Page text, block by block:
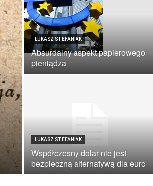
ŁUKASZ STEFANIAK
Absurdalny aspekt papierowego
pieniądza
ŁUKASZ STEFANIAK
Współczesny dolar nie jest
bezpieczną alternatywą dla euro